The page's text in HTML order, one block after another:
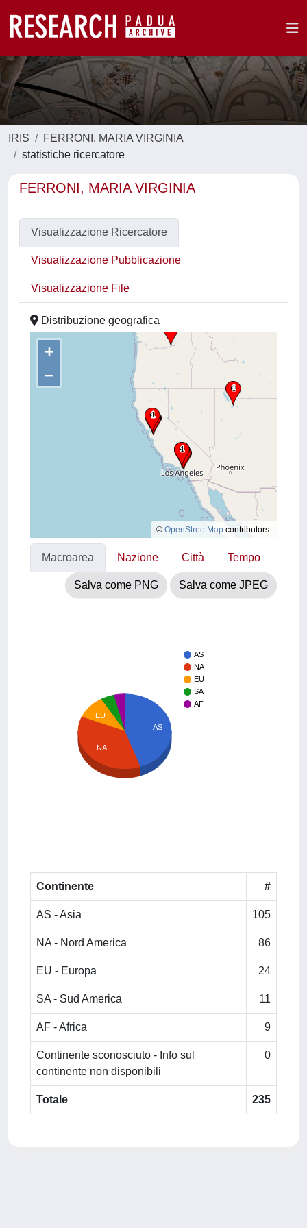
IRIS
FERRONI, MARIA VIRGINIA
statistiche ricercatore
FERRONI, MARIA VIRGINIA
Visualizzazione Ricercatore
Visualizzazione Pubblicazione
Visualizzazione File
Distribuzione geografica
+
–
© OpenStreetMap contributors.
Macroarea Nazione Città Tempo
Salva come PNG Salva come JPEG
AS
NA
EU
SA
AF
AS
EU
NA
Continente #
AS - Asia 105
NA - Nord America 86
EU - Europa 24
SA - Sud America 11
AF - Africa 9
Continente sconosciuto - Info sul
continente non disponibili
0
Totale 235